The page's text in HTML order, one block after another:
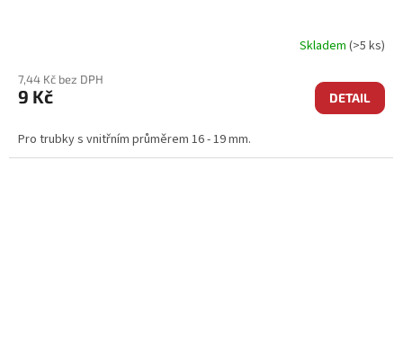
Skladem (>5 ks)
7,44 Kč bez DPH
9 Kč DETAIL
Pro trubky s vnitřním průměrem 16 - 19 mm.